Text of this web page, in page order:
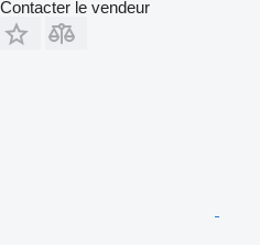
Contacter le vendeur